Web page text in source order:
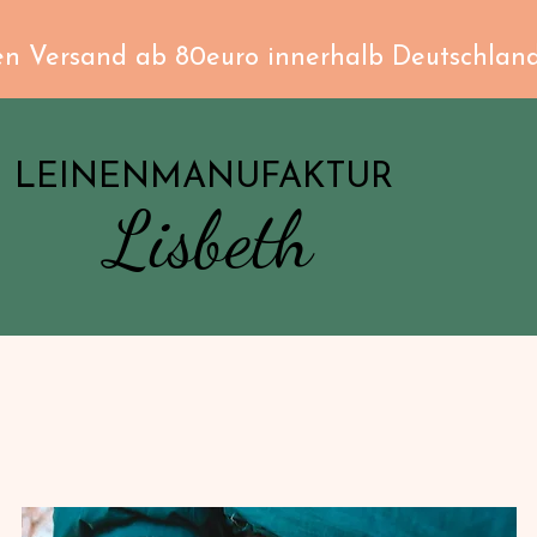
Versand ab 80euro innerhalb
LEINENMANUFAKTUR
Lisbeth